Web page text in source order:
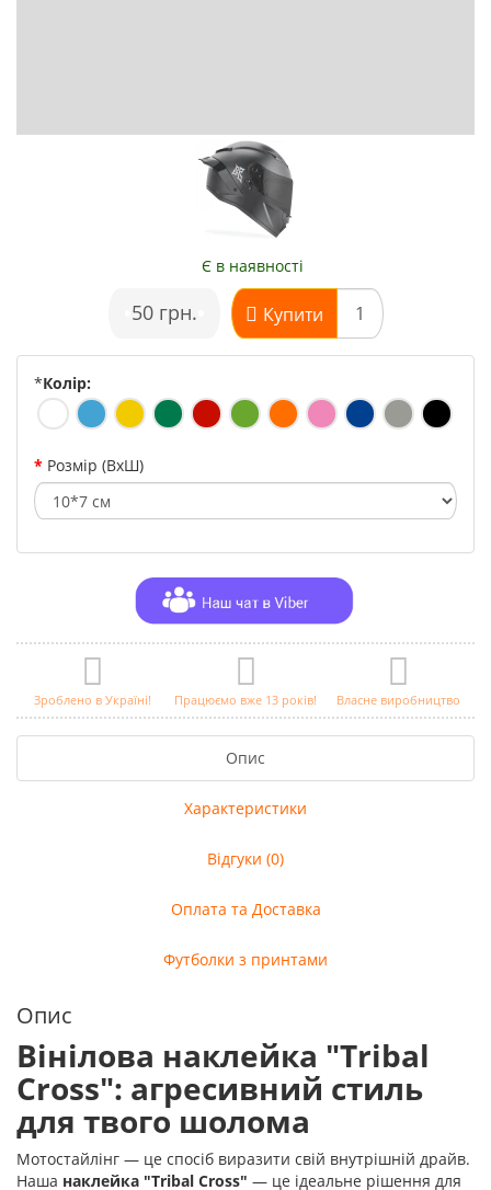
Є в наявності
50 грн. Купити
*Колір:
Розмір (ВхШ)
Зроблено в Україні! Працюємо вже 13 років! Власне виробництво
Опис
Характеристики
Відгуки (0)
Оплата та Доставка
Футболки з принтами
Опис
Вінілова наклейка "Tribal
Cross": агресивний стиль
для твого шолома
Мотостайлінг — це спосіб виразити свій внутрішній драйв.
Наша наклейка "Tribal Cross" — це ідеальне рішення для